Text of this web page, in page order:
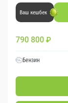
Ваш кешбек
790 800 ₽
Бензин